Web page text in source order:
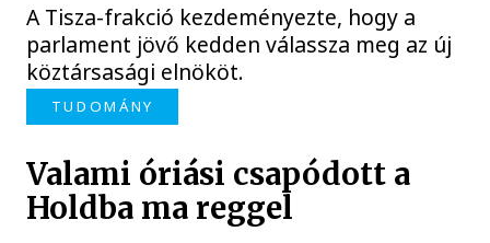
A Tisza-frakció kezdeményezte, hogy a
parlament jövő kedden válassza meg az új
köztársasági elnököt.
TUDOMÁNY
Valami óriási csapódott a
Holdba ma reggel